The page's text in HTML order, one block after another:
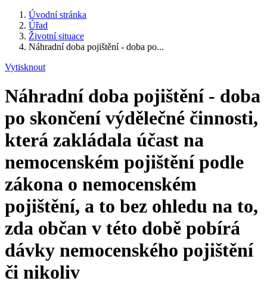
Úvodní stránka
Úřad
Životní situace
Náhradní doba pojištění - doba po...
Vytisknout
Náhradní doba pojištění - doba
po skončení výdělečné činnosti,
která zakládala účast na
nemocenském pojištění podle
zákona o nemocenském
pojištění, a to bez ohledu na to,
zda občan v této době pobírá
dávky nemocenského pojištění
či nikoliv